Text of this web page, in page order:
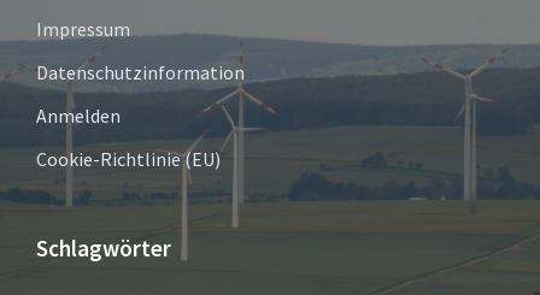
Impressum
Datenschutzinformation
Anmelden
Cookie-Richtlinie (EU)
Schlagwörter